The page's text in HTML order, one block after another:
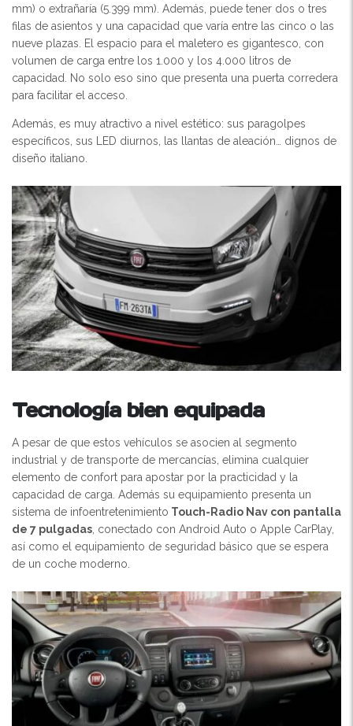
mm) o extrañaría (5.399 mm). Además, puede tener dos o tres
filas de asientos y una capacidad que varía entre las cinco o las
nueve plazas. El espacio para el maletero es gigantesco, con
volumen de carga entre los 1.000 y los 4.000 litros de
capacidad. No solo eso sino que presenta una puerta corredera
para facilitar el acceso.
Además, es muy atractivo a nivel estético: sus paragolpes
específicos, sus LED diurnos, las llantas de aleación… dignos de
diseño italiano.
Tecnología bien equipada
A pesar de que estos vehículos se asocien al segmento
industrial y de transporte de mercancías, elimina cualquier
elemento de confort para apostar por la practicidad y la
capacidad de carga. Además su equipamiento presenta un
sistema de infoentretenimiento Touch-Radio Nav con pantalla
de 7 pulgadas , conectado con Android Auto o Apple CarPlay,
así como el equipamiento de seguridad básico que se espera
de un coche moderno.